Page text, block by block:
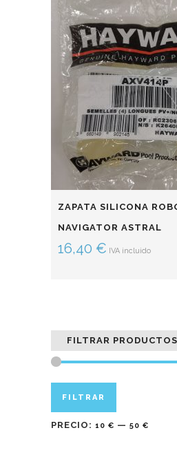
ZAPATA SILICONA
NAVIGATOR ASTRAL
16,40 € IVA incluido
FILTRAR
FILTRAR
PRECIO: 10 € — 50 €